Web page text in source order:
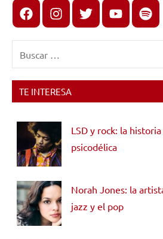
FacebookInstagram
X youtubespotify
TE INTERESA
LSD y rock: la
psicodélica
Norah Jones: la
jazz y el pop